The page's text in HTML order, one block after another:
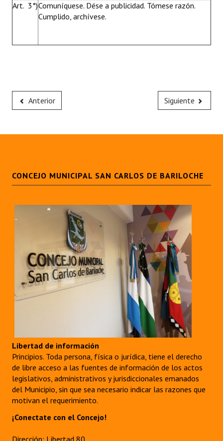
Art. 3°)Comuníquese. Dése a publicidad. Tómese razón.
Cumplido, archívese.
Anterior Siguiente
CONCEJO MUNICIPAL SAN CARLOS DE BARILOCHE
Libertad de información
Principios. Toda persona, física o jurídica, tiene el derecho
de libre acceso a las fuentes de información de los actos
legislativos, administrativos y jurisdiccionales emanados
del Municipio, sin que sea necesario indicar las razones que
motivan el requerimiento.
¡Conectate con el Concejo!
Dirección: Libertad 80